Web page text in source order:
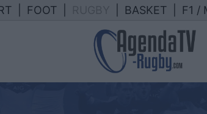
FOOT BASKET F1 /